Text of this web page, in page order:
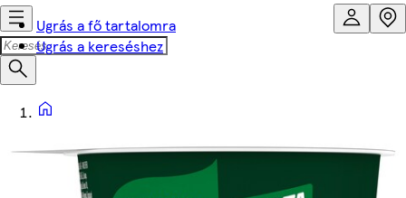
Ugrás a fő tartalomra
Ugrás a kereséshez